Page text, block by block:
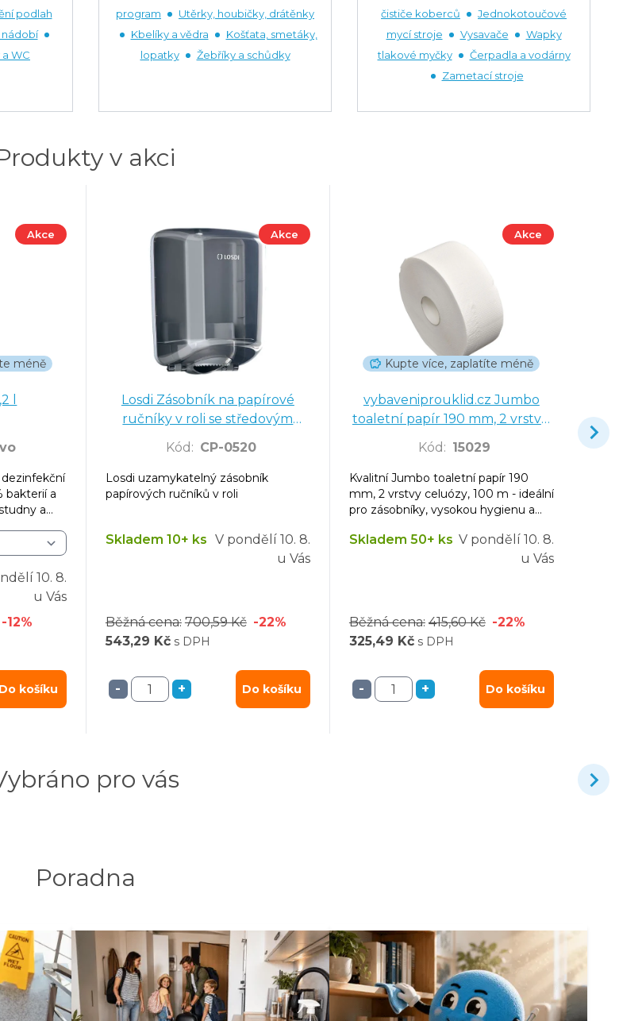
podlah
nádobí
WC
program
Utěrky, houbičky, drátěnky
Kbelíky a vědra
Košťata, smetáky,
lopatky
Žebříky a schůdky
čističe koberců
Jednokotoučové
mycí stroje
Vysavače
Wapky
tlakové myčky
Čerpadla a vodárny
Zametací stroje
v akci
Akce
méně
l
dezinfekční
bakterií a
a
10. 8.
u Vás
-12%
Do košíku
Akce
Losdi Zásobník na papírové
ručníky v roli se středovým
Kód : CP-0520
Losdi uzamykatelný zásobník
papírových ručníků v roli
Skladem 10+ ks V pondělí 10. 8.
u Vás
Běžná cena: 700,59 Kč -22%
543,29 Kč s DPH
- + Do košíku
Akce
Kupte více, zaplatíte méně
vybaveniprouklid.cz Jumbo
toaletní papír 190 mm, 2 vrstva,
Kód : 15029
Kvalitní Jumbo toaletní papír 190
mm, 2 vrstvy celuózy, 100 m - ideální
pro zásobníky, vysokou hygienu a
Skladem 50+ ks V pondělí 10. 8.
u Vás
Běžná cena: 415,60 Kč -22%
325,49 Kč s DPH
- + Do košíku
pro vás
Poradna